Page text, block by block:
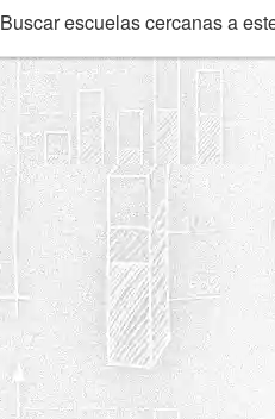
Buscar escuelas cercanas a